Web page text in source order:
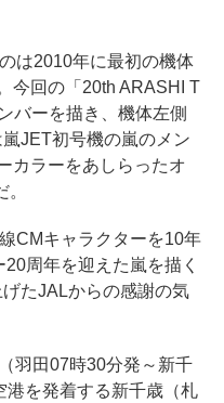
は2010年に最初の機体
今回の「20th ARASHI T
バーを描き、機体左側
JET初号機の嵐のメン
カラーをあしらったオ
CMキャラクターを10年
周年を迎えた嵐を描く
たJALからの感謝の気
羽田07時30分発～新千
港を発着する新千歳（札